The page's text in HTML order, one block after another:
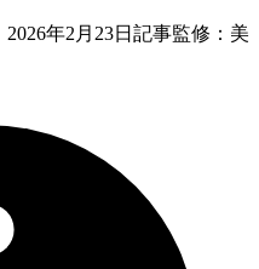
2026年2月23日 記事監修：美